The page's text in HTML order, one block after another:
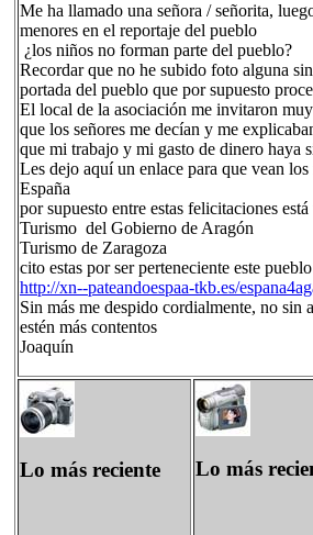
Me ha llamado una señora / señorita,
menores en el reportaje del pueblo
¿los niños no forman parte del pueblo?
Recordar que no he subido foto alguna
portada del pueblo que por supuesto
El local de la asociación me invitaron
que los señores me decían y me
que mi trabajo y mi gasto de dinero haya
Les dejo aquí un enlace para que vean
España
por supuesto entre estas felicitaciones
Turismo del Gobierno de Aragón
Turismo de Zaragoza
cito estas por ser perteneciente este
http://xn--pateandoespaa-tkb.es/
Sin más me despido cordialmente, no sin
estén más contentos
Joaquín
Lo más reciente Lo más